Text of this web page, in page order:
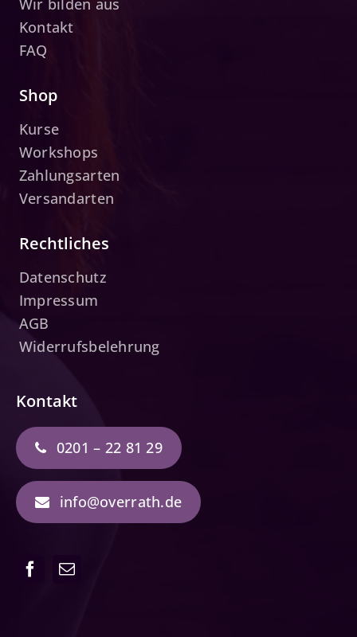
Wir bilden aus
Kontakt
FAQ
Kontakt
0201 – 22 81 29
info@overrath.de
Shop
Kurse
Workshops
Zahlungsarten
Versandarten
Rechtliches
Datenschutz
Impressum
AGB
Widerrufsbelehrung